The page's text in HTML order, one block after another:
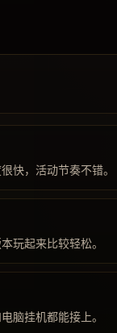
快，活动节奏不错。
玩起来比较轻松。
脑挂机都能接上。